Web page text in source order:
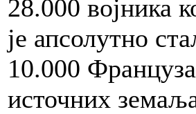
28.000 војника
је апсолутно
10.000
источних